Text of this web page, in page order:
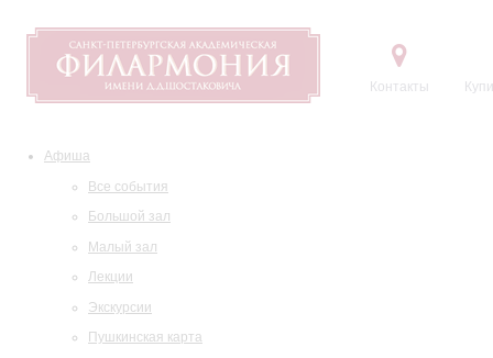
Контакты
Афиша
Все события
Большой зал
Малый зал
Лекции
Экскурсии
Пушкинская карта